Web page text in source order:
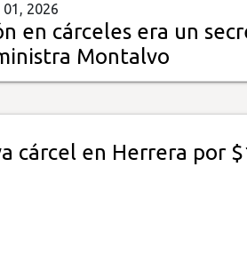
2026
en cárceles era un
Montalvo
cárcel en Herrera por